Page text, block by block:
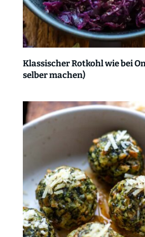
Klassischer Rotkohl wie bei
selber machen)